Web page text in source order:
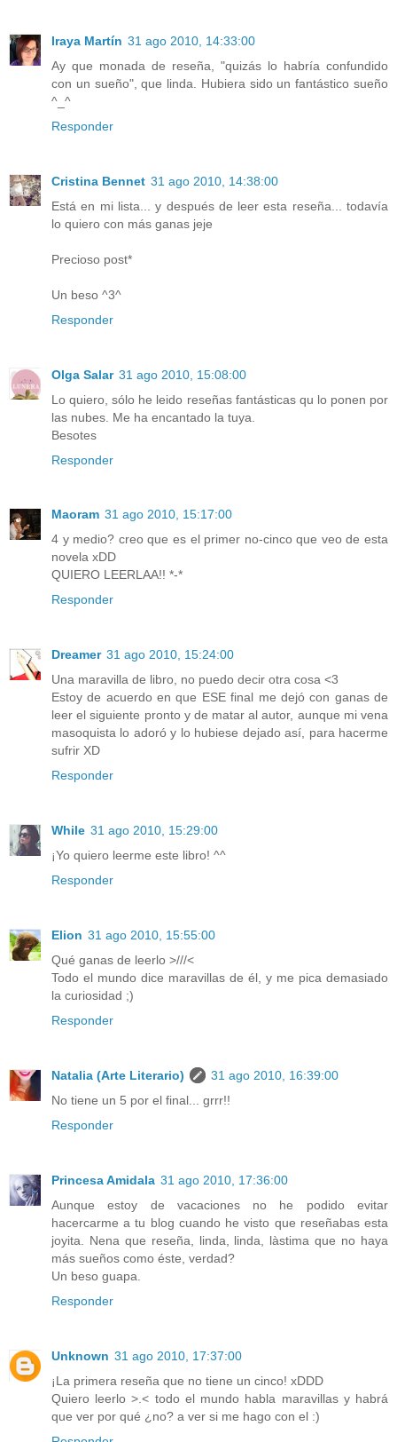
Iraya Martín 31 ago 2010, 14:33:00
Ay que monada de reseña, "quizás lo habría confundido
con un sueño", que linda. Hubiera sido un fantástico sueño
^_^
Responder
Cristina Bennet 31 ago 2010, 14:38:00
Está en mi lista... y después de leer esta reseña... todavía
lo quiero con más ganas jeje
Precioso post*
Un beso ^3^
Responder
Olga Salar 31 ago 2010, 15:08:00
Lo quiero, sólo he leido reseñas fantásticas qu lo ponen por
las nubes. Me ha encantado la tuya.
Besotes
Responder
Maoram 31 ago 2010, 15:17:00
4 y medio? creo que es el primer no-cinco que veo de esta
novela xDD
QUIERO LEERLAA!! *-*
Responder
Dreamer 31 ago 2010, 15:24:00
Una maravilla de libro, no puedo decir otra cosa <3
Estoy de acuerdo en que ESE final me dejó con ganas de
leer el siguiente pronto y de matar al autor, aunque mi vena
masoquista lo adoró y lo hubiese dejado así, para hacerme
sufrir XD
Responder
While 31 ago 2010, 15:29:00
¡Yo quiero leerme este libro! ^^
Responder
Elion 31 ago 2010, 15:55:00
Qué ganas de leerlo >///<
Todo el mundo dice maravillas de él, y me pica demasiado
la curiosidad ;)
Responder
Natalia (Arte Literario)
31 ago 2010, 16:39:00
No tiene un 5 por el final... grrr!!
Responder
Princesa Amidala 31 ago 2010, 17:36:00
Aunque estoy de vacaciones no he podido evitar
hacercarme a tu blog cuando he visto que reseñabas esta
joyita. Nena que reseña, linda, linda, làstima que no haya
más sueños como éste, verdad?
Un beso guapa.
Responder
Unknown 31 ago 2010, 17:37:00
¡La primera reseña que no tiene un cinco! xDDD
Quiero leerlo >.< todo el mundo habla maravillas y habrá
que ver por qué ¿no? a ver si me hago con el :)